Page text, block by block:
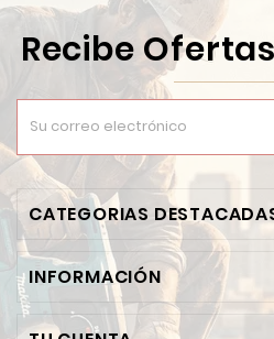
Recibe
CATEGORIAS
INFORMACIÓN